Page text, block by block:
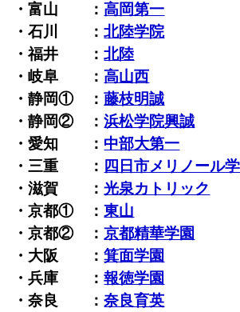
・富山 ：高岡第一
・石川 ：北陸学院
・福井 ：北陸
・岐阜 ：高山西
・静岡① ：藤枝明誠
・静岡② ：浜松学院興誠
・愛知 ： 中部大第一
・三重 ： 四日市メリノール
・滋賀 ：光泉カトリック
・京都① ：東山
・京都② ：京都精華学園
・大阪 ：箕面学園
・兵庫 ：報徳学園
・奈良 ：奈良育英